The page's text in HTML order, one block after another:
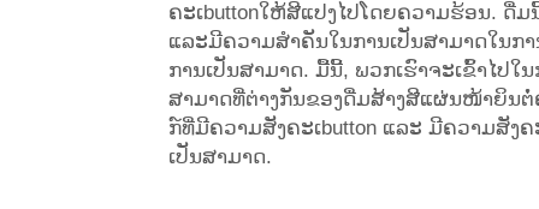
ຄະເbuttonໃຫ້ສີແປງໄປໂດຍຄວາມຮ້ອນ. ດື່
ແລະມີຄວາມສຳຄັນໃນການເປັນສາມາດໃນກ
ການເປັນສາມາດ. ມື້ນີ້, ພວກເຮົາຈະເຂົ້າໄປໃ
ສາມາດທີ່ຕ່າງກັນຂອງດື່ມສ້າງສີແຜ່ນໜ້າຍິນ
ກ໌ທີ່ມີຄວາມສັງຄະເbutton ແລະ ມີຄວາມສັງຄ
ເປັນສາມາດ.